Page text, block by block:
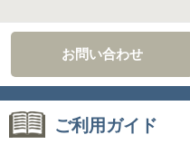
お問い合わせ
ご利用ガイド